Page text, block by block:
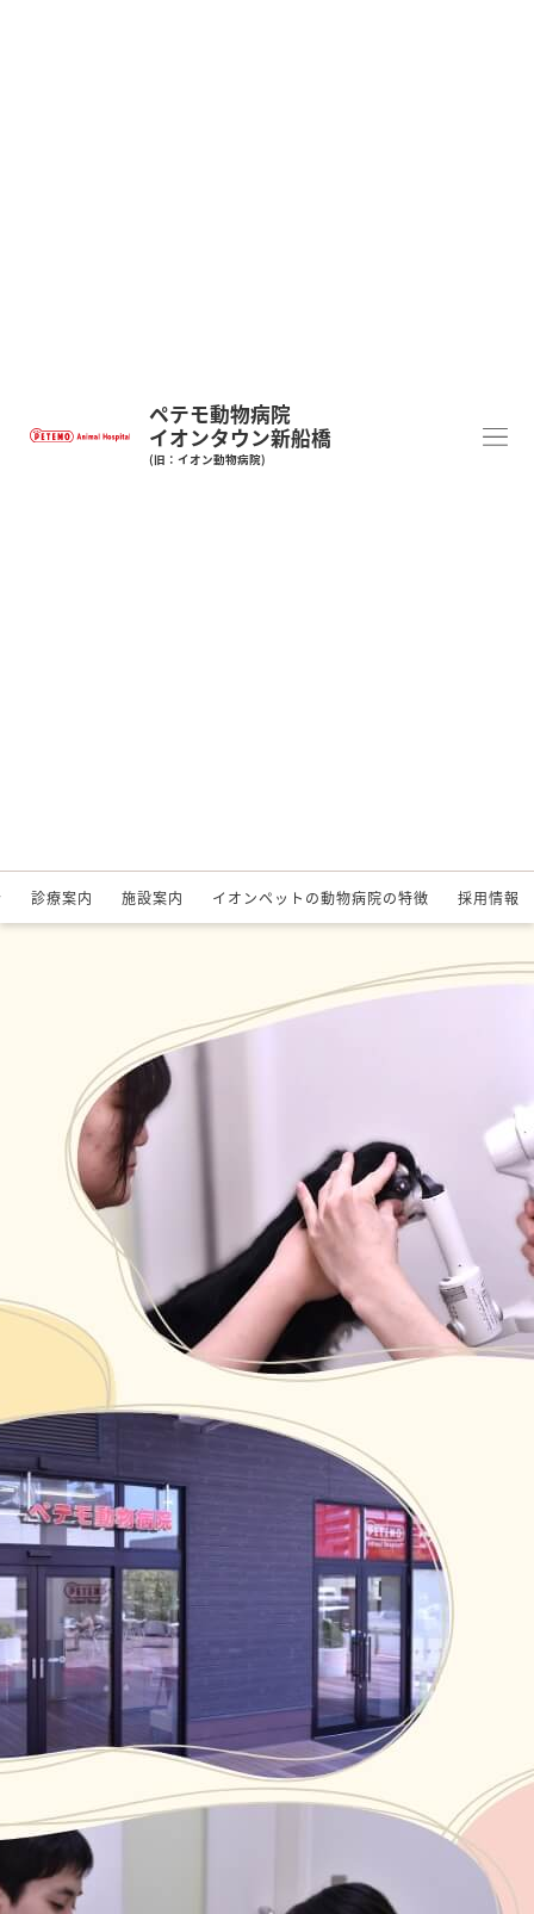
ペテモ動物病院
イオンタウン新船橋
(旧：イオン動物病院)
診療案内 施設案内 イオンペットの動物病院の特徴 採用情報